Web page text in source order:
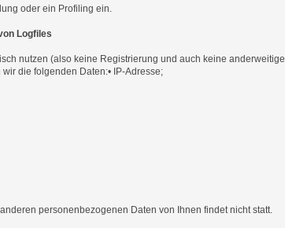
oder ein Profiling ein.
Logfiles
nutzen (also keine Registrierung und auch keine
die folgenden Daten:• IP-Adresse;
personenbezogenen Daten von Ihnen findet nicht statt.